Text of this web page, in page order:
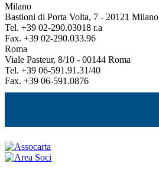
Milano
Bastioni di Porta Volta, 7 - 20121 Milano
Tel. +39 02-290.03018 r.a
Fax. +39 02-290.033.96
Roma
Viale Pasteur, 8/10 - 00144 Roma
Tel. +39 06-591.91.31/40
Fax. +39 06-591.0876